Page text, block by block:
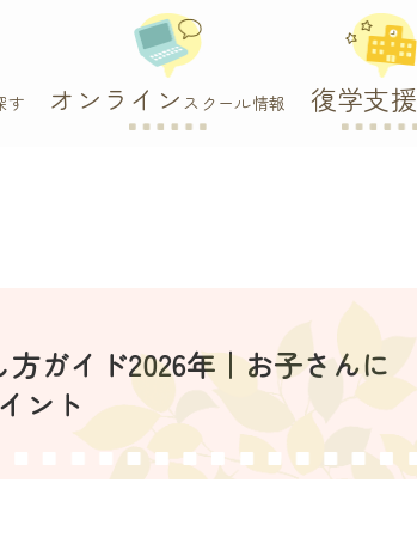
す オンライン スクール情報 復学支援
ガイド2026年｜お子さんに
ント